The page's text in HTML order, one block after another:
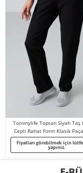
Tommylife Toptan Siyah Taş
Cepli Rahat Form Klasik
Eşofman Altı - 94007
Fiyatları görebilmek için
yapınız.